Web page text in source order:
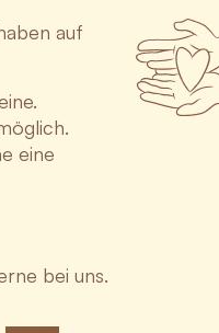
auf
eine
bei uns.